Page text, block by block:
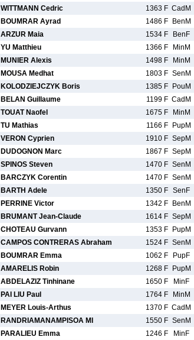
WITTMANN Cedric 1363 F CadM
BOUMRAR Ayrad 1486 F BenM
ARZUR Maia 1534 F BenF
YU Matthieu 1366 F MinM
MUNIER Alexis 1498 F MinM
MOUSA Medhat 1803 F SenM
KOLODZIEJCZYK Boris 1385 F PouM
BELAN Guillaume 1199 F CadM
TOUAT Naofel 1675 F MinM
TU Mathias 1166 F PupM
VERON Cyprien 1910 F SepM
DUDOGNON Marc 1867 F SepM
SPINOS Steven 1470 F SenM
BARCZYK Corentin 1470 F SenM
BARTH Adele 1350 F SenF
PERRINE Victor 1342 F BenM
BRUMANT Jean-Claude 1614 F SepM
CHOTEAU Gurvann 1353 F PupM
CAMPOS CONTRERAS Abraham 1524 F SenM
BOUMRAR Emma 1062 F PupF
AMARELIS Robin 1268 F PupM
ABDELAZIZ Tinhinane 1650 F MinF
PAI LIU Paul 1764 F MinM
MEYER Louis-Arthus 1370 F CadM
RANDRIAMANAMPISOA MI 1550 F SenM
PARALIEU Emma 1246 F MinF